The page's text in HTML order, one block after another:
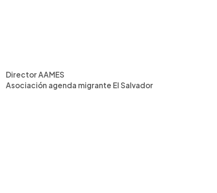
Director AAMES
Asociación agenda migrante El Salvador